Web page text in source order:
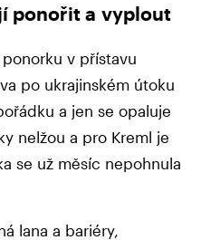
ponořit a vyplout
v přístavu
po ukrajinském útoku
a jen se opaluje
nelžou a pro Kreml je
se už měsíc nepohnula
lana a bariéry,